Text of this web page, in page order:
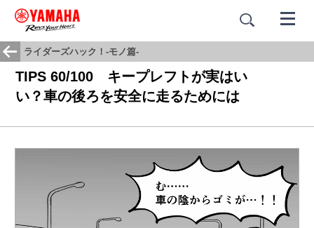
ライダーズハック！-モノ篇-
TIPS 60/100 キープレフトが実はい
い？車の後ろを安全に走るためには